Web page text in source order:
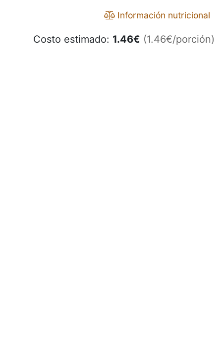
Información nutricional
Costo estimado: 1.46€ (1.46€/porción)